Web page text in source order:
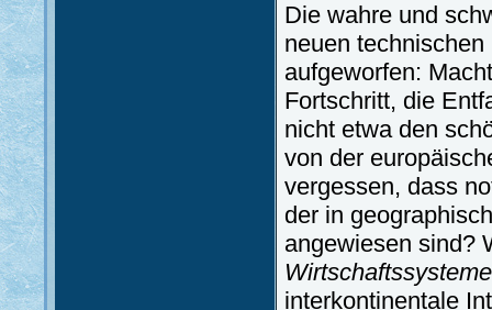
Die wahre und
neuen
aufgeworfen:
Fortschritt, die
nicht etwa den
von der
vergessen, dass
der in
angewiesen sind?
interkontinentale